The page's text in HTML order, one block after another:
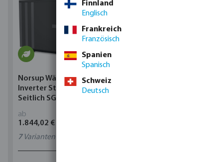
Norsup Wärmepumpe
Inverter Stahl Schwarz
Seitlich SG Silent-Pro
ab
1.844,02 €
7Varianten
Finnland
Englisch
Frankreich
Französisch
Spanien
Spanisch
Schweiz
Deutsch